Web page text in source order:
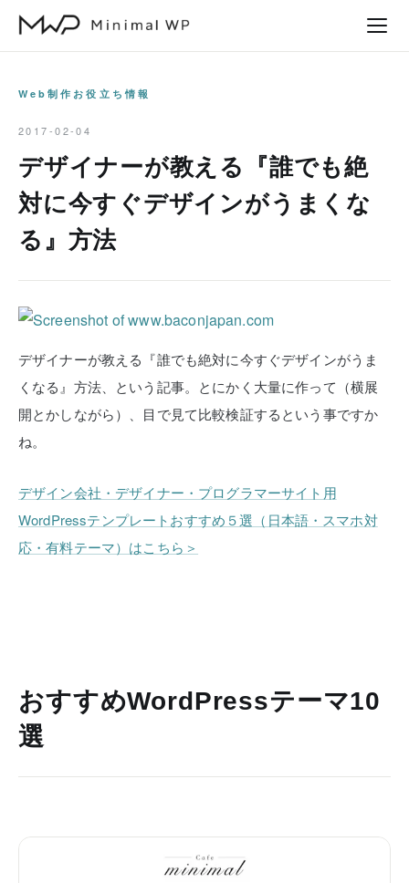
Web制作お役立ち情報
2017-02-04
デザイナーが教える『誰でも絶
対に今すぐデザインがうまくな
る』方法
デザイナーが教える『誰でも絶対に今すぐデザインがうま
くなる』方法、という記事。とにかく大量に作って（横展
開とかしながら）、目で見て比較検証するという事ですか
ね。
デザイン会社・デザイナー・プログラマーサイト用
WordPressテンプレートおすすめ５選（日本語・スマホ対
応・有料テーマ）はこちら＞
おすすめWordPressテーマ10
選